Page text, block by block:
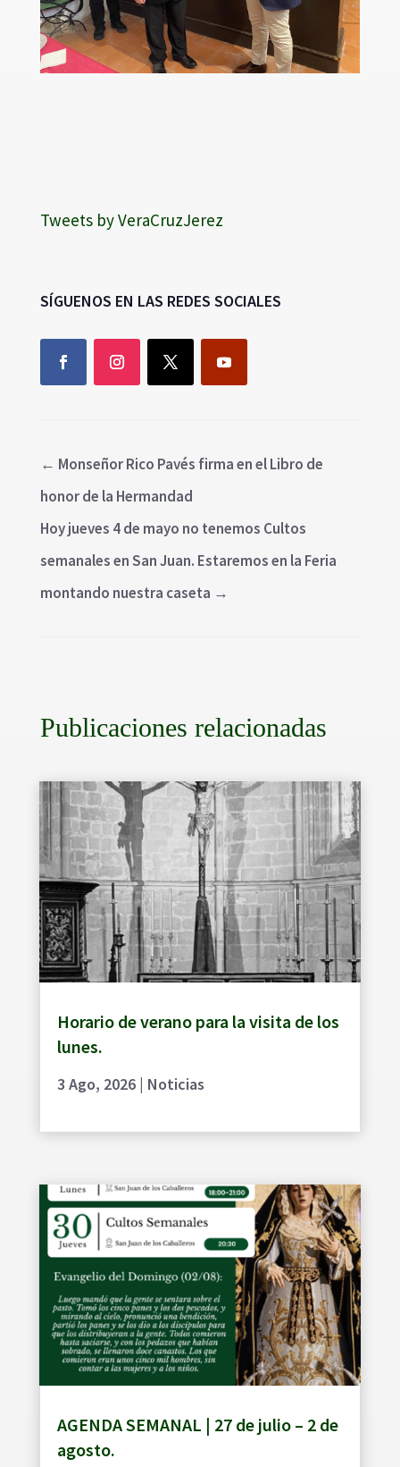
Tweets by VeraCruzJerez
SÍGUENOS EN LAS REDES SOCIALES
← Monseñor Rico Pavés firma en el Libro de
honor de la Hermandad
Hoy jueves 4 de mayo no tenemos Cultos
semanales en San Juan. Estaremos en la Feria
montando nuestra caseta →
Publicaciones relacionadas
Horario de verano para la visita de los
lunes.
3 Ago, 2026| Noticias
AGENDA SEMANAL | 27 de julio – 2 de
agosto.